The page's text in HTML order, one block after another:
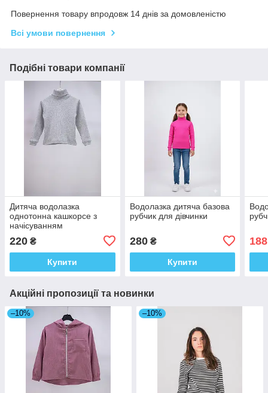
Повернення товару впродовж 14 днів за домовленістю
Всі умови повернення
Подібні товари компанії
Дитяча водолазка
однотонна кашкорсе з
начісуванням
220 ₴
Купити
Водолазка дитяча базова
рубчик для дівчинки
280₴
Купити
Акційні пропозиції та новинки
–10% –10%